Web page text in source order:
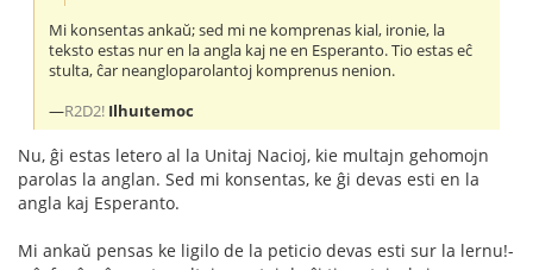
Mi konsentas ankaŭ; sed mi ne komprenas kial, ironie, la
teksto estas nur en la angla kaj ne en Esperanto. Tio estas eĉ
stulta, ĉar neangloparolantoj komprenus nenion.
—R2D2! Ilhuıtemoc
Nu, ĝi estas letero al la Unitaj Nacioj, kie multajn gehomojn
parolas la anglan. Sed mi konsentas, ke ĝi devas esti en la
angla kaj Esperanto.
Mi ankaŭ pensas ke ligilo de la peticio devas esti sur la lernu!-